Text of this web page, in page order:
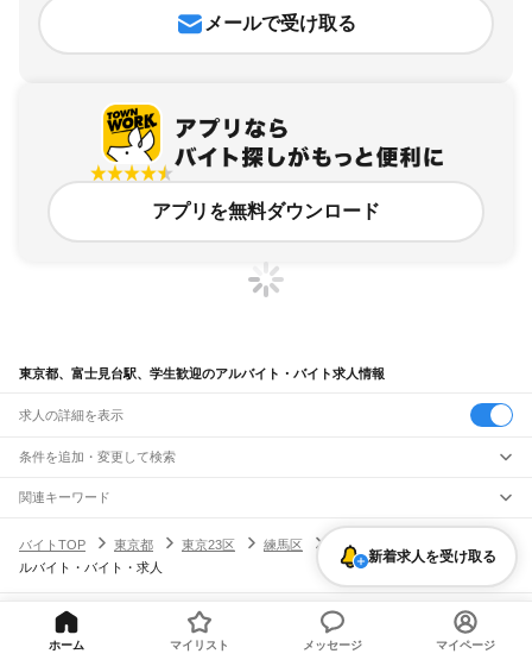
メールで受け取る
アプリを無料ダウンロード
東京都、富士見台駅、学生歓迎のアルバイト・バイト求人情報
求人の詳細を表示
条件を追加・変更して検索
市区町村を追加・変更
東京都すべて
東京23区 すべて
江東区品川区目黒区大田区
世田谷区
杉並区 荒川区板橋区
葛飾区
江戸川区
駅を追加・変更
JR山手線
大崎駅五反田駅 恵比寿駅 渋谷駅 代々木駅 新宿駅 新大久保駅
職種を追加・変更
飲食・フードサービス
飲食・フードサービス
すべて
ホールスタッフ
キッチンスタッフ 皿洗い・洗い場精肉・鮮魚加工
給食調理
特徴を追加・変更
人気
関連キーワード
ガチャガチャ犬カフェ
バイトTOP
東京都 東京23区 練馬区 富士見台駅
ルバイト・バイト・求人
新着求人を受け取る
ヘルプ・お問い合わせ サイトマップ
利用規約・プライバシーポリシー
[企業]求人広告の掲載相談
ホーム マイリスト メッセージ マイページ